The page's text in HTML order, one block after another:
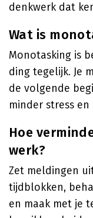
denkwerk dat
Wat is
Monotasking is
ding tegelijk. Je
de volgende
minder stress
Hoe
werk?
Zet meldingen
tijdblokken,
en maak met je